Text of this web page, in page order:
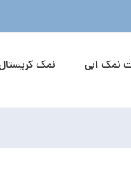
نمک آبی نمک